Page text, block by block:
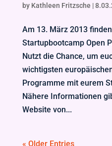
by Kathleen Fritzsche |
Am 13. März 2013
Startupbootcamp Open
Nutzt die Chance, um
wichtigsten
Programme mit eurem
Nähere Informationen
Website von...
« Older Entries